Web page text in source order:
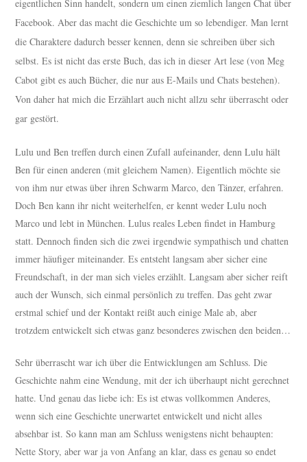
eigentlichen Sinn handelt, sondern um einen ziemlich langen Chat über
Facebook. Aber das macht die Geschichte um so lebendiger. Man lernt
die Charaktere dadurch besser kennen, denn sie schreiben über sich
selbst. Es ist nicht das erste Buch, das ich in dieser Art lese (von Meg
Cabot gibt es auch Bücher, die nur aus E-Mails und Chats bestehen).
Von daher hat mich die Erzählart auch nicht allzu sehr überrascht oder
gar gestört.
Lulu und Ben treffen durch einen Zufall aufeinander, denn Lulu hält
Ben für einen anderen (mit gleichem Namen). Eigentlich möchte sie
von ihm nur etwas über ihren Schwarm Marco, den Tänzer, erfahren.
Doch Ben kann ihr nicht weiterhelfen, er kennt weder Lulu noch
Marco und lebt in München. Lulus reales Leben findet in Hamburg
statt. Dennoch finden sich die zwei irgendwie sympathisch und chatten
immer häufiger miteinander. Es entsteht langsam aber sicher eine
Freundschaft, in der man sich vieles erzählt. Langsam aber sicher reift
auch der Wunsch, sich einmal persönlich zu treffen. Das geht zwar
erstmal schief und der Kontakt reißt auch einige Male ab, aber
trotzdem entwickelt sich etwas ganz besonderes zwischen den beiden…
Sehr überrascht war ich über die Entwicklungen am Schluss. Die
Geschichte nahm eine Wendung, mit der ich überhaupt nicht gerechnet
hatte. Und genau das liebe ich: Es ist etwas vollkommen Anderes,
wenn sich eine Geschichte unerwartet entwickelt und nicht alles
absehbar ist. So kann man am Schluss wenigstens nicht behaupten:
Nette Story, aber war ja von Anfang an klar, dass es genau so endet